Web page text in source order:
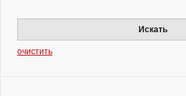
Искать
очистить